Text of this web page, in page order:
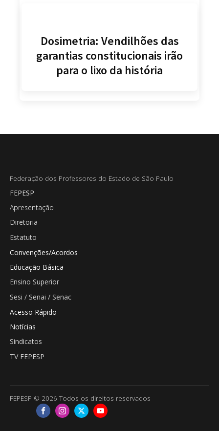
Dosimetria: Vendilhões das
garantias constitucionais irão
para o lixo da história
Federação dos Professores do Estado de São Paulo
FEPESP
Apresentação
Diretoria
Estatuto
Convenções/Acordos
Educação Básica
Ensino Superior
Sesi / Senai / Senac
Acesso Rápido
Notícias
Sindicatos
TV FEPESP
FEPESP © 2026 Todos os direitos reservados